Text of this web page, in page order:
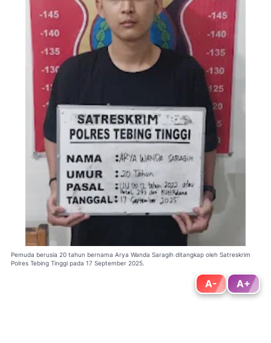
Pemuda berusia 20 tahun bernama Arya Wanda Saragih ditangkap oleh Satreskrim
Polres Tebing Tinggi pada 17 September 2025.
A- A+